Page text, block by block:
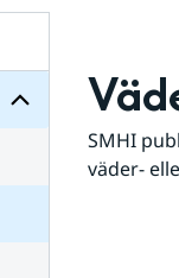
för
SMHI
väder-